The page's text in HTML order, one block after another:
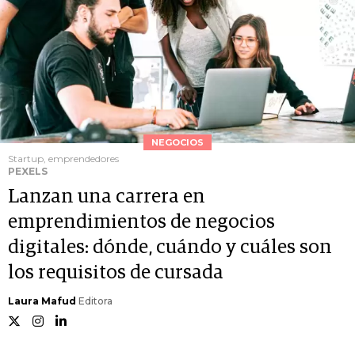
NEGOCIOS
Startup, emprendedores
PEXELS
Lanzan una carrera en
emprendimientos de negocios
digitales: dónde, cuándo y cuáles son
los requisitos de cursada
Laura Mafud Editora